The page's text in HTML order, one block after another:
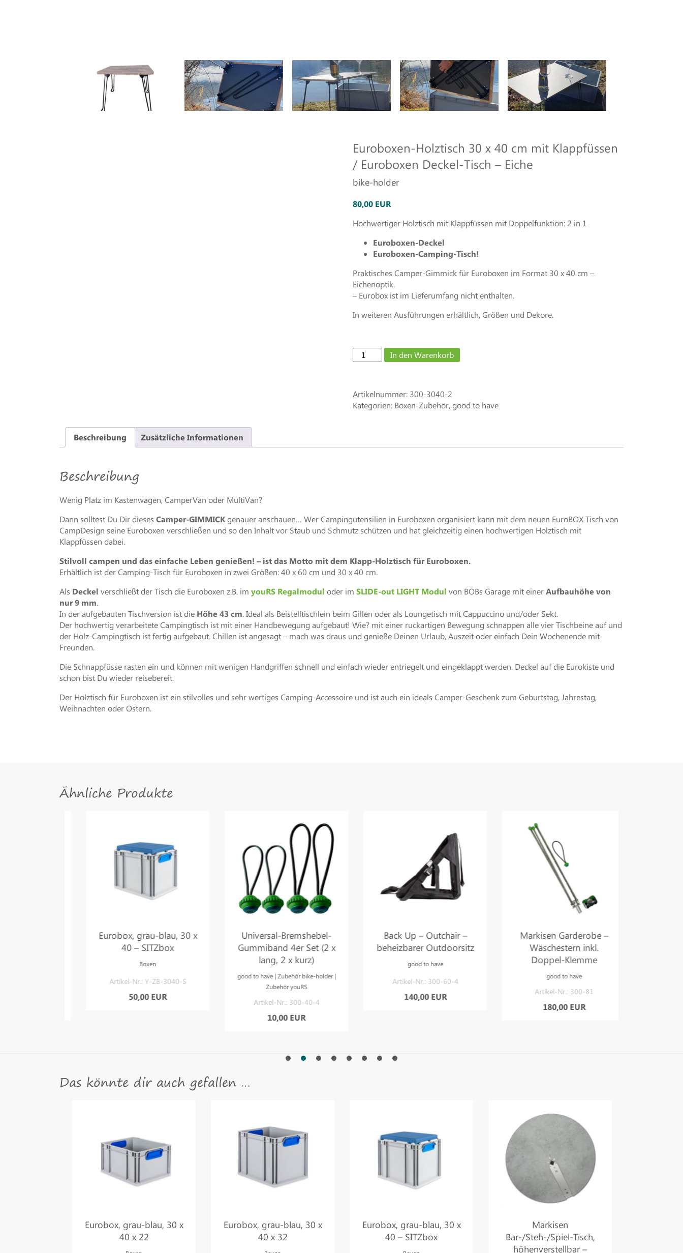
Euroboxen-Holztisch 30 x 40 cm mit Klappfüssen
/ Euroboxen Deckel-Tisch – Eiche
bike-holder
80,00 EUR
Hochwertiger Holztisch mit Klappfüssen mit Doppelfunktion: 2 in 1
Euroboxen-Deckel
Euroboxen-Camping-Tisch!
Praktisches Camper-Gimmick für Euroboxen im Format 30 x 40 cm –
Eichenoptik.
– Eurobox ist im Lieferumfang nicht enthalten.
In weiteren Ausführungen erhältlich, Größen und Dekore.
Euroboxen-
Holztisch
40
cm
In den Warenkorb
Artikelnummer: 300-3040-2
Kategorien: Boxen-Zubehör, good to have
Beschreibung Zusätzliche Informationen
Beschreibung
Wenig Platz im Kastenwagen, CamperVan oder MultiVan?
Dann solltest Du Dir dieses Camper-GIMMICKgenauer anschauen… Wer Campingutensilien in Euroboxen organisiert kann mit dem neuen EuroBOX Tisch von
CampDesign seine Euroboxen verschließen und so den Inhalt vor Staub und Schmutz schützen und hat gleichzeitig einen hochwertigen Holztisch mit
Klappfüssen dabei.
Stilvoll campen und das einfache Leben genießen! – ist das Motto mit dem Klapp-Holztisch für Euroboxen.
Erhältlich ist der Camping-Tisch für Euroboxen in zwei Größen: 40 x 60 cm und 30 x 40 cm.
Als Deckel verschließt der Tisch die Euroboxen z.B. im youRS Regalmodul oder im SLIDE-out LIGHT Modul von BOBs Garage mit einerAufbauhöhe von
nur 9 mm.
In der aufgebauten Tischversion ist die Höhe 43 cm. Ideal als Beistelltischlein beim Gillen oder als Loungetisch mit Cappuccino und/oder Sekt.
Der hochwertig verarbeitete Campingtisch ist mit einer Handbewegung aufgebaut! Wie? mit einer ruckartigen Bewegung schnappen alle vier Tischbeine auf und
der Holz-Campingtisch ist fertig aufgebaut. Chillen ist angesagt – mach was draus und genieße Deinen Urlaub, Auszeit oder einfach Dein Wochenende mit
Freunden.
Die Schnappfüsse rasten ein und können mit wenigen Handgriffen schnell und einfach wieder entriegelt und eingeklappt werden. Deckel auf die Eurokiste und
schon bist Du wieder reisebereit.
Der Holztisch für Euroboxen ist ein stilvolles und sehr wertiges Camping-Accessoire und ist auch ein ideals Camper-Geschenk zum Geburtstag, Jahrestag,
Weihnachten oder Ostern.
Ähnliche Produkte
Eurobox, grau-blau, 30 x
40 – SITZbox
Boxen
Artikel-Nr.: Y-ZB-3040-S
50,00 EUR
Universal-Bremshebel-
Gummiband 4er Set (2 x
lang, 2 x kurz)
good to have | Zubehör bike-holder |
Zubehör youRS
Artikel-Nr.: 300-40-4
10,00 EUR
Back Up – Outchair –
beheizbarer Outdoorsitz
good to have
Artikel-Nr.: 300-60-4
140,00 EUR
Markisen Garderobe –
Wäschestern inkl.
Doppel-Klemme
good to have
Artikel-Nr.: 300-81
180,00 EUR
Das könnte dir auch gefallen …
Eurobox, grau-blau, 30 x
40 x 22
Eurobox, grau-blau, 30 x
40 x 32
Eurobox, grau-blau, 30 x
40 – SITZbox
Markisen
Bar-/Steh-/Spiel-Tisch,
höhenverstellbar –